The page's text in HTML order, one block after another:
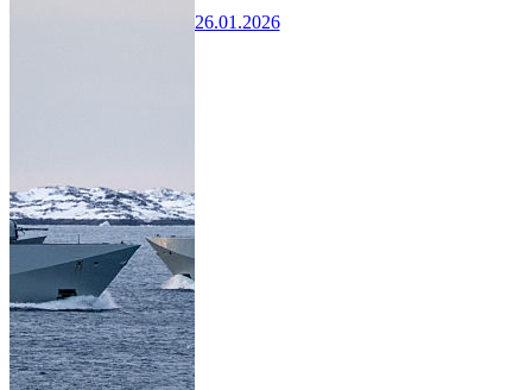
26.01.2026